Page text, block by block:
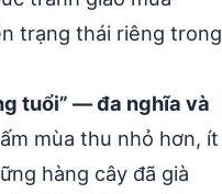
trạng thái riêng trong
tuổi” — đa nghĩa và
mùa thu nhỏ hơn, ít
hàng cây đã già